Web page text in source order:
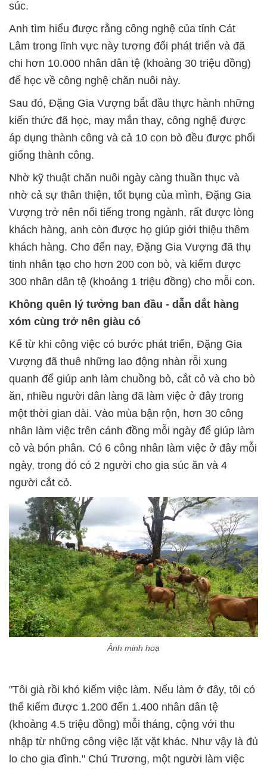
súc.
Anh tìm hiểu được rằng công nghệ của tỉnh Cát
Lâm trong lĩnh vực này tương đối phát triển và đã
chi hơn 10.000 nhân dân tệ (khoảng 30 triệu đồng)
để học về công nghệ chăn nuôi này.
Sau đó, Đặng Gia Vượng bắt đầu thực hành những
kiến thức đã học, may mắn thay, công nghệ được
áp dụng thành công và cả 10 con bò đều được phối
giống thành công.
Nhờ kỹ thuật chăn nuôi ngày càng thuần thục và
nhờ cả sự thân thiện, tốt bụng của mình, Đặng Gia
Vượng trở nên nổi tiếng trong ngành, rất được lòng
khách hàng, anh còn được họ giúp giới thiệu thêm
khách hàng. Cho đến nay, Đặng Gia Vượng đã thụ
tinh nhân tạo cho hơn 200 con bò, và kiếm được
300 nhân dân tệ (khoảng 1 triệu đồng) cho mỗi con.
Không quên lý tưởng ban đầu - dẫn dắt hàng
xóm cùng trở nên giàu có
Kể từ khi công việc có bước phát triển, Đặng Gia
Vượng đã thuê những lao động nhàn rỗi xung
quanh để giúp anh làm chuồng bò, cắt cỏ và cho bò
ăn, nhiều người dân làng đã làm việc ở đây trong
một thời gian dài. Vào mùa bận rộn, hơn 30 công
nhân làm việc trên cánh đồng mỗi ngày để giúp làm
cỏ và bón phân. Có 6 công nhân làm việc ở đây mỗi
ngày, trong đó có 2 người cho gia súc ăn và 4
người cắt cỏ.
Ảnh minh hoạ
"Tôi già rồi khó kiếm việc làm. Nếu làm ở đây, tôi có
thể kiếm được 1.200 đến 1.400 nhân dân tệ
(khoảng 4.5 triệu đồng) mỗi tháng, cộng với thu
nhập từ những công việc lặt vặt khác. Như vậy là đủ
lo cho gia đình." Chú Trương, một người làm việc